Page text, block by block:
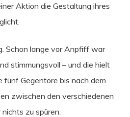
Aktion die Gestaltung ihres
Schon lange vor Anpfiff war
stimmungsvoll – und die hielt
fünf Gegentore bis nach dem
zwischen den verschiedenen
zu spüren.